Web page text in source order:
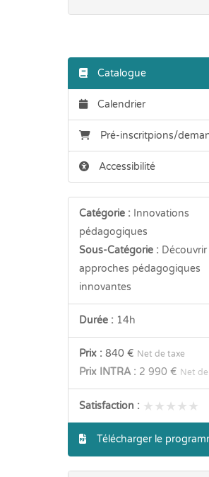
Catalogue
Calendrier
Pré-inscritpions/
Accessibilité
Catégorie : Innovations
pédagogiques
Sous-Catégorie : Découvrir
approches pédagogiques
innovantes
Durée :14h
Prix : 840 € Net de taxe
Prix INTRA : 2 990 € Net
Satisfaction : ★★★★★
★★★★★
Télécharger le